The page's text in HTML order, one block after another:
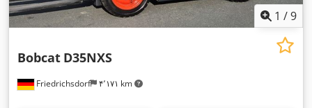
1 /9
Friedrichsdorf ۴٬۱۷۱ km
Bobcat D35NXS